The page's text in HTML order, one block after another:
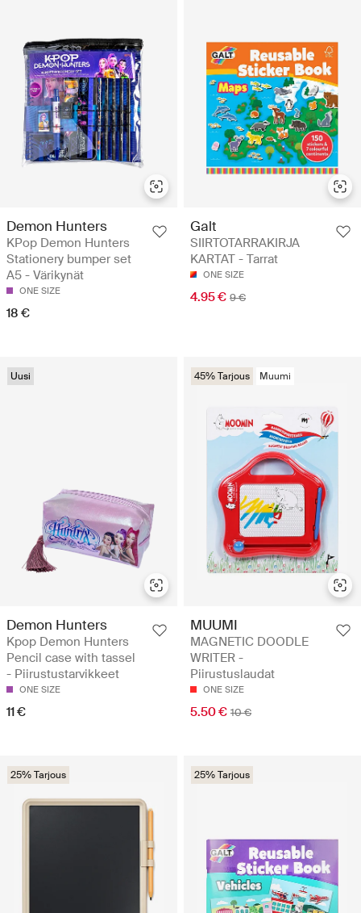
Demon Hunters
KPop Demon Hunters
Stationery bumper set
A5 - Värikynät
ONE SIZE
18 €
Galt
SIIRTOTARRAKIRJA
KARTAT - Tarrat
ONE SIZE
4.95 € 9 €
Uusi
Demon Hunters
Kpop Demon Hunters
Pencil case with tassel
- Piirustustarvikkeet
ONE SIZE
11 €
45% Tarjous Muumi
MUUMI
MAGNETIC DOODLE
WRITER -
Piirustuslaudat
ONE SIZE
5.50 € 10 €
25% Tarjous 25% Tarjous